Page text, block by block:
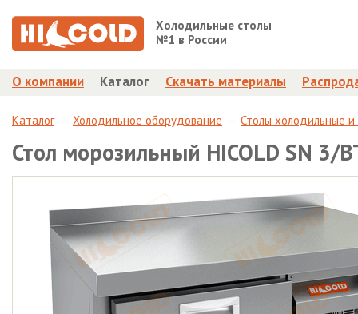
Холодильные столы
№1 в России
О компании Каталог Скачать материалы
Каталог Холодильное оборудование Столы холодильные
Стол морозильный HICOLD SN 3/